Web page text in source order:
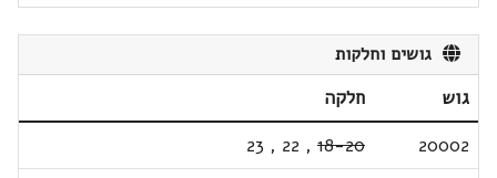
גושים וחלקות
גוש
חלקה
20002
18-20
,
22
,
23